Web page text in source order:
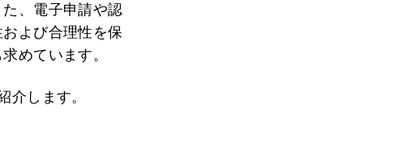
、電子申請や認
よび合理性を保
めています。
介します。